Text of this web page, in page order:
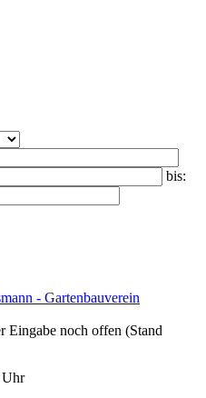
bis:
- Gartenbauverein
Eingabe noch offen (Stand
Uhr